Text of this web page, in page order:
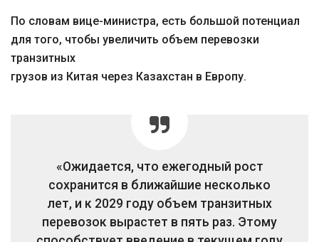
По словам вице-министра, есть большой потенциал
для того, чтобы увеличить объем перевозки
транзитных
грузов из Китая через Казахстан в Европу.
«Ожидается, что ежегодный рост
сохранится в ближайшие несколько
лет, и к 2029 году объем транзитных
перевозок вырастет в пять раз. Этому